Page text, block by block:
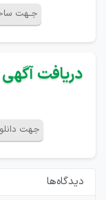
جـهت
دریافت آگهی
جهت
دیدگاه‌ها